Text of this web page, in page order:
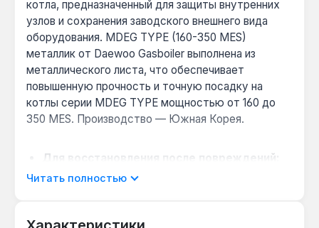
котла, предназначенный для защиты внутренних
узлов и сохранения заводского внешнего вида
оборудования. MDEG TYPE (160-350 MES)
металлик от Daewoo Gasboiler выполнена из
металлического листа, что обеспечивает
повышенную прочность и точную посадку на
котлы серии MDEG TYPE мощностью от 160 до
350 MES. Производство — Южная Корея.
Для восстановления после повреждений:
панель закрывает фронтальную часть корпуса,
актуально при ремонте после механических
Читать полностью